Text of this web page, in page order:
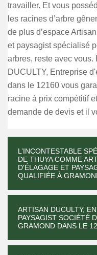
travailler. Et vous
les racines d’arbre
de plus d’espace
et paysagist spécialisé
arbres, reste avec vous.
DUCULTY, Entreprise
dans le 12160 vous
racine à prix compétitif
demande de devis et il
L’INCONTESTABLE
DE THUYA COMME
D'ÉLAGAGE ET
QUALIFIÉE À
ARTISAN DUCULTY,
PAYSAGIST SOCIÉTÉ
GRAMOND DANS LE